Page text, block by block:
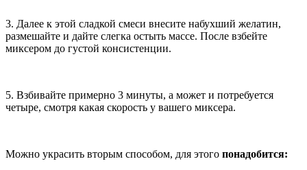
3. Далее к этой сладкой смеси внесите набухший желатин,
размешайте и дайте слегка остыть массе. После взбейте
миксером до густой консистенции.
5. Взбивайте примерно 3 минуты, а может и потребуется
четыре, смотря какая скорость у вашего миксера.
Можно украсить вторым способом, для этого понадобится: